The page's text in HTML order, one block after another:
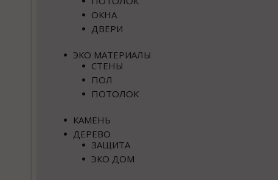
ОКНА
ДВЕРИ
ЭКО МАТЕРИАЛЫ
СТЕНЫ
ПОЛ
ПОТОЛОК
КАМЕНЬ
ДЕРЕВО
ЗАЩИТА
ЭКО ДОМ